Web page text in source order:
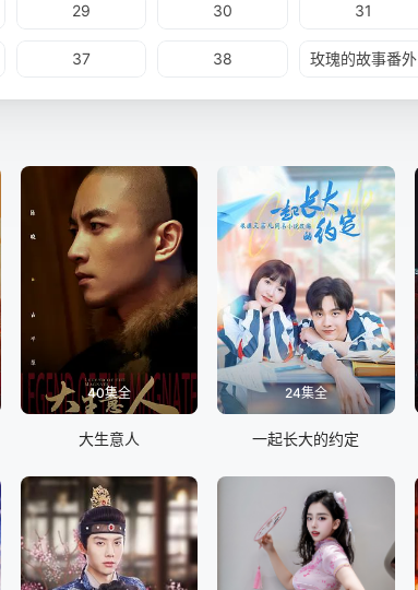
29 30 31
37 38 玫瑰的故事番外
40集全
大生意人
24集全
一起长大的约定